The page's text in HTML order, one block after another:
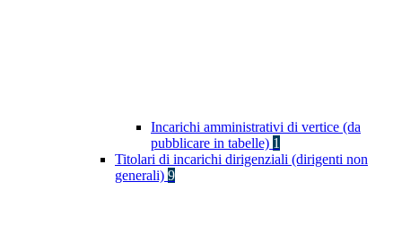
Incarichi amministrativi di vertice (da
pubblicare in tabelle) 1
Titolari di incarichi dirigenziali (dirigenti non
generali) 9